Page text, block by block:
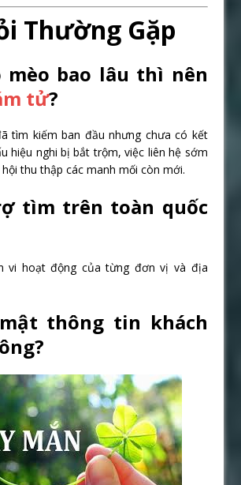
Thường Gặp
mèo bao lâu thì nên
tử?
tìm kiếm ban đầu nhưng chưa có kết
hiệu nghi bị bắt trộm, việc liên hệ sớm
thu thập các manh mối còn mới.
tìm trên toàn quốc
vi hoạt động của từng đơn vị và địa
thông tin khách